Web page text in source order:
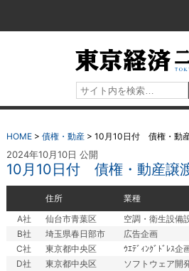
HOME> 債権・動産> 10月10日付 債権・動
2024年10月10日 公開
10月10日付 債権・動産譲
住所 業種
A社
仙台市青葉区 空調・衛生設備
B社
埼玉県春日部市 広告企画
C社
東京都中央区 ｳｴﾃﾞｨﾝｸﾞﾄﾞﾚｽ企
D社
東京都中央区 ソフトウェア開